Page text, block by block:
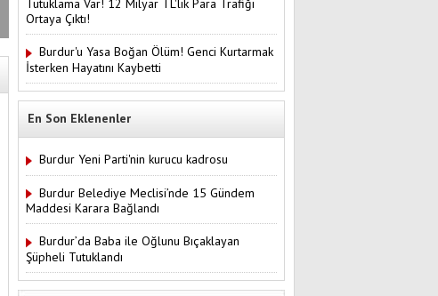
Tutuklama Var! 12 Milyar TL'lik Para Trafiği
Ortaya Çıktı!
Burdur'u Yasa Boğan Ölüm! Genci Kurtarmak
İsterken Hayatını Kaybetti
En Son Eklenenler
Burdur Yeni Parti'nin kurucu kadrosu
Burdur Belediye Meclisi’nde 15 Gündem
Maddesi Karara Bağlandı
Burdur’da Baba ile Oğlunu Bıçaklayan
Şüpheli Tutuklandı